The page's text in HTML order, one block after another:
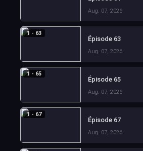
Aug. 07, 2026
1 - 63
Épisode 63
Aug. 07, 2026
1 - 65
Épisode 65
Aug. 07, 2026
1 - 67
Épisode 67
Aug. 07, 2026